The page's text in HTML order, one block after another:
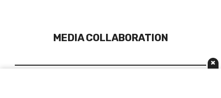
MEDIA COLLABORATION
×